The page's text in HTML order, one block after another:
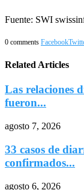
Fuente: SWI
0 comments Facebook
Related Articles
Las relaciones
fueron...
agosto 7, 2026
33 casos de
confirmados...
agosto 6, 2026